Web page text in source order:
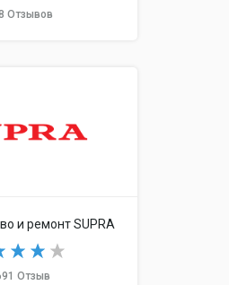
Отзывов
и ремонт SUPRA
Отзыв